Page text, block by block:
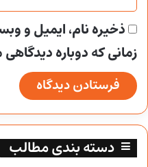
ذخیره نام، ایمیل و
زمانی که دوباره
دسته بندی مطالب